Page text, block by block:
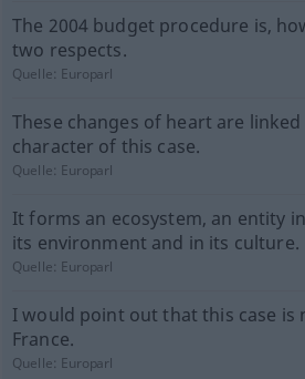
The 2004 budget procedure is,
two respects.
Quelle: Europarl
These changes of heart are
character of this case.
Quelle: Europarl
It forms an ecosystem, an entity
its environment and in its culture.
Quelle: Europarl
I would point out that this case is
France.
Quelle: Europarl